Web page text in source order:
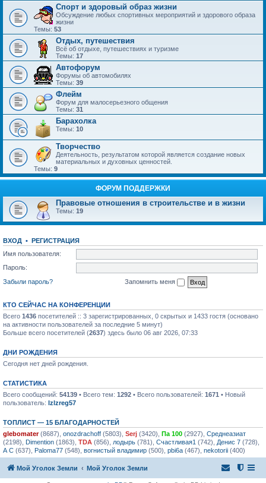
Спорт и здоровый образ жизни
Обсуждение любых спортивных мероприятий и здорового образа
жизни
Темы: 53
Отдых, путешествия
Всё об отдыхе, путешествиях и туризме
Темы: 17
Автофорум
Форумы об автомобилях
Темы: 39
Флейм
Форум для малосерьезного общения
Темы: 31
Барахолка
Темы: 10
Творчество
Деятельность, результатом которой является создание новых
материальных и духовных ценностей.
Темы: 9
ФОРУМ ПОДДЕРЖКИ
Правовые отношения в строительстве и в жизни
Темы: 19
ВХОД • РЕГИСТРАЦИЯ
Имя пользователя:
Пароль:
Забыли пароль?
Запомнить меня
КТО СЕЙЧАС НА КОНФЕРЕНЦИИ
Всего 1436 посетителей :: 3 зарегистрированных, 0 скрытых и 1433 гостя (основано
на активности пользователей за последние 5 минут)
Больше всего посетителей (2637) здесь было 06 авг 2026, 07:33
ДНИ РОЖДЕНИЯ
Сегодня нет дней рождения.
СТАТИСТИКА
Всего сообщений: 54139 • Всего тем: 1292 • Всего пользователей: 1671 • Новый
пользователь: lzlzreg57
ТОПЛИСТ — 15 БЛАГОДАРНОСТЕЙ
glebomater(8687), onozdrachoff (5803), Serj (3420), Па 100 (2927), Среднеазиат
(2198), Dimention (1863), TDA (856), лодырь (781), Счастливая1 (742), Денис 7 (728),
А С (637), Paloma77 (548), вогнистый владимир (500), pbi6a (467), nekotorii (400)
Мой Уголок Земли Мой Уголок Земли